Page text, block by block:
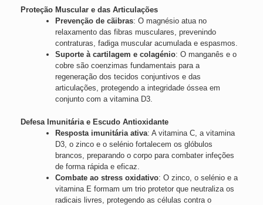
Proteção Muscular e das Articulações
Prevenção de cãibras: O magnésio atua no
relaxamento das fibras musculares, prevenindo
contraturas, fadiga muscular acumulada e espasmos.
Suporte à cartilagem e colagénio: O manganês e o
cobre são coenzimas fundamentais para a
regeneração dos tecidos conjuntivos e das
articulações, protegendo a integridade óssea em
conjunto com a vitamina D3.
Defesa Imunitária e Escudo Antioxidante
Resposta imunitária ativa: A vitamina C, a vitamina
D3, o zinco e o selénio fortalecem os glóbulos
brancos, preparando o corpo para combater infeções
de forma rápida e eficaz.
Combate ao stress oxidativo: O zinco, o selénio e a
vitamina E formam um trio protetor que neutraliza os
radicais livres, protegendo as células contra o